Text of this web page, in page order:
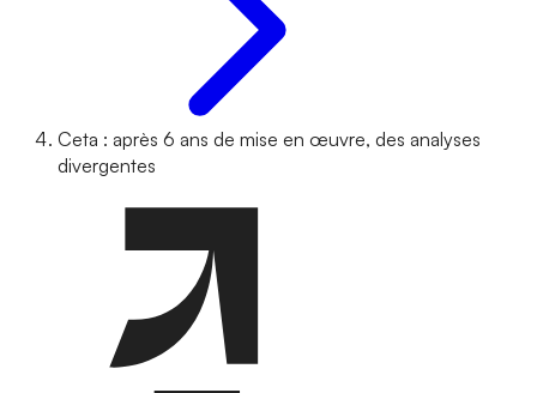
Ceta : après 6 ans de mise en œuvre, des analyses
divergentes